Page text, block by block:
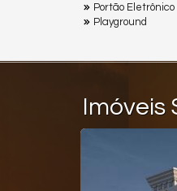
Portão Eletrônico
Playground
Imóveis